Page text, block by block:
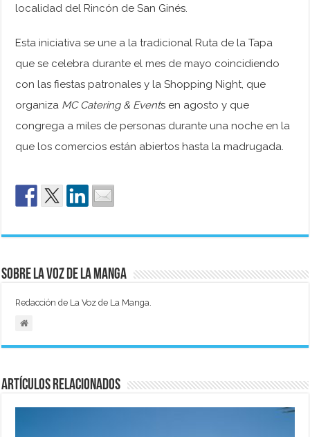
localidad del Rincón de San Ginés.
Esta iniciativa se une a la tradicional Ruta de la Tapa
que se celebra durante el mes de mayo coincidiendo
con las fiestas patronales y la Shopping Night, que
organiza MC Catering & Events en agosto y que
congrega a miles de personas durante una noche en la
que los comercios están abiertos hasta la madrugada.
Sobre La Voz de La Manga
Redacción de La Voz de La Manga.
Artículos relacionados